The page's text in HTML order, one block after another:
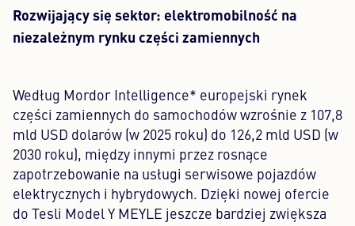
Rozwijający się sektor: elektromobilność na
niezależnym rynku części zamiennych
Według Mordor Intelligence* europejski rynek
części zamiennych do samochodów wzrośnie z 107,8
mld USD dolarów (w 2025 roku) do 126,2 mld USD (w
2030 roku), między innymi przez rosnące
zapotrzebowanie na usługi serwisowe pojazdów
elektrycznych i hybrydowych. Dzięki nowej ofercie
do Tesli Model Y MEYLE jeszcze bardziej zwiększa